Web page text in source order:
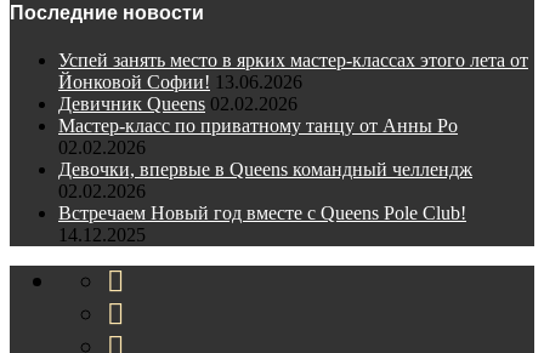
Последние новости
Успей занять место в ярких мастер-классах этого лета от
Йонковой Софии! 13.06.2026
Девичник Queens 02.02.2026
Мастер-класс по приватному танцу от Анны Ро
02.02.2026
Девочки, впервые в Queens командный челлендж
02.02.2026
Встречаем Новый год вместе с Queens Pole Club!
14.12.2025